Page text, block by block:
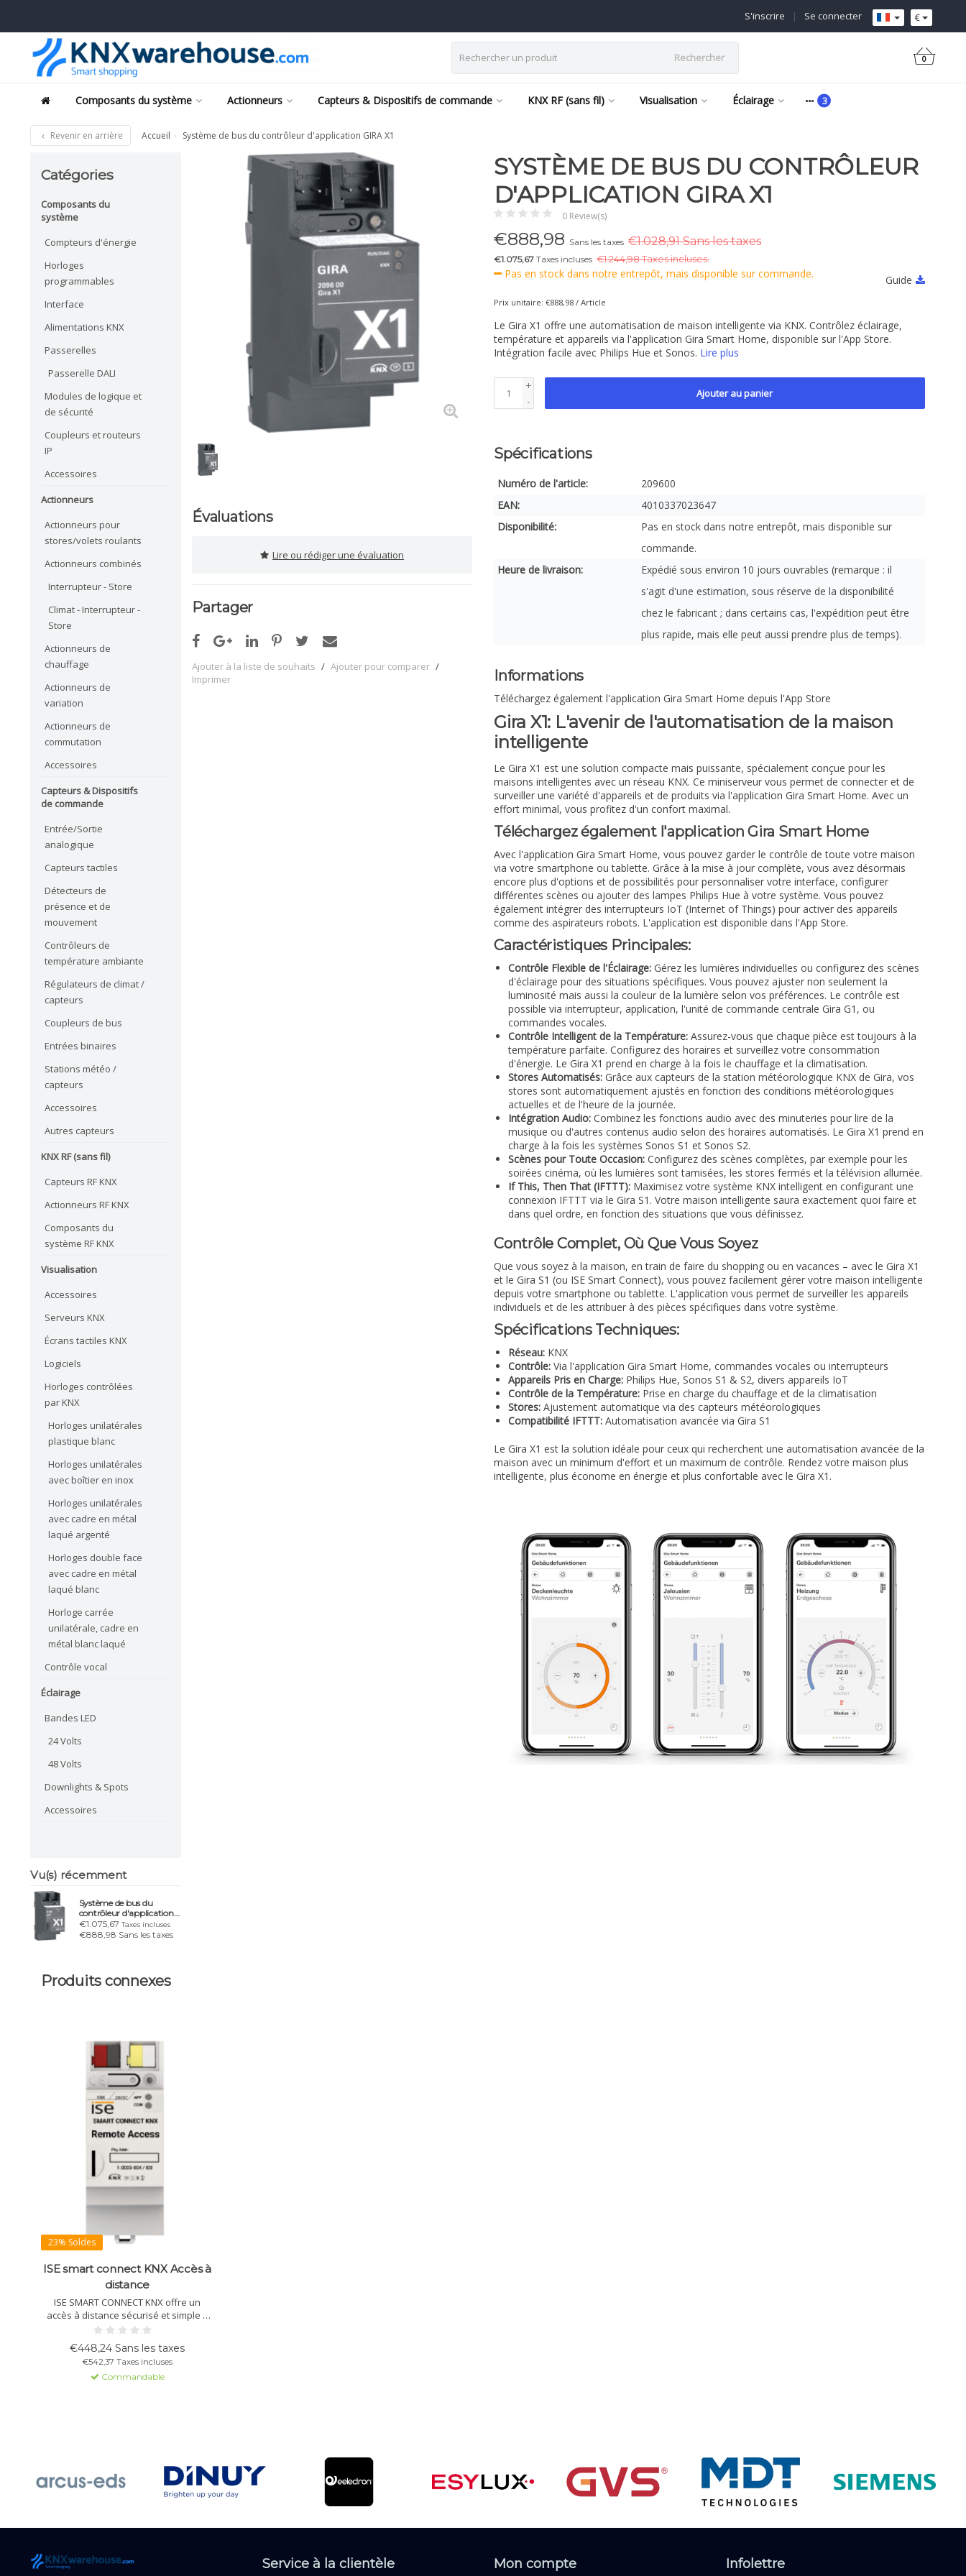
€
Se connecter
|
S'inscrire
Rechercher 0
Composants du système Actionneurs Capteurs & Dispositifs de commande KNX RF (sans fil) Visualisation Éclairage
Revenir en arrière Accueil Système de bus du contrôleur d'application GIRA X1
Catégories
Composants du
système
Compteurs d'énergie
Horloges
programmables
Interface
Alimentations KNX
Passerelles
Passerelle DALI
Modules de logique et
de sécurité
Coupleurs et routeurs
IP
Accessoires
Actionneurs
Actionneurs pour
stores/volets roulants
Actionneurs combinés
Interrupteur - Store
Climat - Interrupteur -
Store
Actionneurs de
chauffage
Actionneurs de
variation
Actionneurs de
commutation
Accessoires
Capteurs & Dispositifs
de commande
Entrée/Sortie
analogique
Capteurs tactiles
Détecteurs de
présence et de
mouvement
Contrôleurs de
température ambiante
Régulateurs de climat /
capteurs
Coupleurs de bus
Entrées binaires
Stations météo /
capteurs
Accessoires
Autres capteurs
KNX RF (sans fil)
Capteurs RF KNX
Actionneurs RF KNX
Composants du
système RF KNX
Visualisation
Accessoires
Serveurs KNX
Écrans tactiles KNX
Logiciels
Horloges contrôlées
par KNX
Horloges unilatérales
plastique blanc
Horloges unilatérales
avec boîtier en inox
Horloges unilatérales
avec cadre en métal
laqué argenté
Horloges double face
avec cadre en métal
laqué blanc
Horloge carrée
unilatérale, cadre en
métal blanc laqué
Contrôle vocal
Éclairage
Bandes LED
24 Volts
48 Volts
Downlights & Spots
Accessoires
Vu(s) récemment
Système de bus du
contrôleur d'application
GIRA X1
€1.075,67Taxes incluses
€888,98 Sans les taxes
Évaluations
Lire ou rédiger une évaluation
Partager
Ajouter à la liste de souhaits / Ajouter pour comparer /
Imprimer
SYSTÈME DE BUS DU CONTRÔLEUR
D'APPLICATION GIRA X1
0 Review(s)
€888,98 Sans les taxes €1.028,91 Sans les taxes
€1.075,67 Taxes incluses €1.244,98 Taxes incluses.
Pas en stock dans notre entrepôt, mais disponible sur commande. Guide
Prix unitaire: €888,98 / Article
Le Gira X1 offre une automatisation de maison intelligente via KNX. Contrôlez éclairage,
température et appareils via l'application Gira Smart Home, disponible sur l'App Store.
Intégration facile avec Philips Hue et Sonos. Lire plus
+
-
Ajouter au panier
Spécifications
Numéro de l'article:
209600
EAN:
4010337023647
Disponibilité:
Pas en stock dans notre entrepôt, mais disponible sur
commande.
Heure de livraison:
Expédié sous environ 10 jours ouvrables (remarque : il
s'agit d'une estimation, sous réserve de la disponibilité
chez le fabricant ; dans certains cas, l'expédition peut être
plus rapide, mais elle peut aussi prendre plus de temps).
Informations
Téléchargez également l'application Gira Smart Home depuis l'App Store
Gira X1: L'avenir de l'automatisation de la maison
intelligente
Le Gira X1 est une solution compacte mais puissante, spécialement conçue pour les
maisons intelligentes avec un réseau KNX. Ce miniserveur vous permet de connecter et de
surveiller une variété d'appareils et de produits via l'application Gira Smart Home. Avec un
effort minimal, vous profitez d'un confort maximal.
Téléchargez également l'application Gira Smart Home
Avec l'application Gira Smart Home, vous pouvez garder le contrôle de toute votre maison
via votre smartphone ou tablette. Grâce à la mise à jour complète, vous avez désormais
encore plus d'options et de possibilités pour personnaliser votre interface, configurer
différentes scènes ou ajouter des lampes Philips Hue à votre système. Vous pouvez
également intégrer des interrupteurs IoT (Internet of Things) pour activer des appareils
comme des aspirateurs robots. L'application est disponible dans l'App Store.
Caractéristiques Principales:
Contrôle Flexible de l'Éclairage: Gérez les lumières individuelles ou configurez des scènes
d'éclairage pour des situations spécifiques. Vous pouvez ajuster non seulement la
luminosité mais aussi la couleur de la lumière selon vos préférences. Le contrôle est
possible via interrupteur, application, l'unité de commande centrale Gira G1, ou
commandes vocales.
Contrôle Intelligent de la Température: Assurez-vous que chaque pièce est toujours à la
température parfaite. Configurez des horaires et surveillez votre consommation
d'énergie. Le Gira X1 prend en charge à la fois le chauffage et la climatisation.
Stores Automatisés: Grâce aux capteurs de la station météorologique KNX de Gira, vos
stores sont automatiquement ajustés en fonction des conditions météorologiques
actuelles et de l'heure de la journée.
Intégration Audio: Combinez les fonctions audio avec des minuteries pour lire de la
musique ou d'autres contenus audio selon des horaires automatisés. Le Gira X1 prend en
charge à la fois les systèmes Sonos S1 et Sonos S2.
Scènes pour Toute Occasion: Configurez des scènes complètes, par exemple pour les
soirées cinéma, où les lumières sont tamisées, les stores fermés et la télévision allumée.
If This, Then That (IFTTT): Maximisez votre système KNX intelligent en configurant une
connexion IFTTT via le Gira S1. Votre maison intelligente saura exactement quoi faire et
dans quel ordre, en fonction des situations que vous définissez.
Contrôle Complet, Où Que Vous Soyez
Que vous soyez à la maison, en train de faire du shopping ou en vacances – avec le Gira X1
et le Gira S1 (ou ISE Smart Connect), vous pouvez facilement gérer votre maison intelligente
depuis votre smartphone ou tablette. L'application vous permet de surveiller les appareils
individuels et de les attribuer à des pièces spécifiques dans votre système.
Spécifications Techniques:
Réseau: KNX
Contrôle: Via l'application Gira Smart Home, commandes vocales ou interrupteurs
Appareils Pris en Charge: Philips Hue, Sonos S1 & S2, divers appareils IoT
Contrôle de la Température: Prise en charge du chauffage et de la climatisation
Stores: Ajustement automatique via des capteurs météorologiques
Compatibilité IFTTT: Automatisation avancée via Gira S1
Le Gira X1 est la solution idéale pour ceux qui recherchent une automatisation avancée de la
maison avec un minimum d'effort et un maximum de contrôle. Rendez votre maison plus
intelligente, plus économe en énergie et plus confortable avec le Gira X1.
Produits connexes
23% Soldes
ISE smart connect KNX Accès à
distance
ISE SMART CONNECT KNX offre un
accès à distance sécurisé et simple à
vos installations domotiques.
Installation rapide et prise en charge
complète de KNX Secure pour une
protection optimale des données.
€448,24 Sans les taxes
€542,37 Taxes incluses
Commandable
Service à la clientèle Mon compte Infolettre